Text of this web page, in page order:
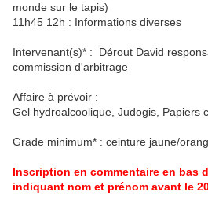
monde sur le tapis)
11h45 12h : Informations diverses
Intervenant(s)* : Dérout David
commission d'arbitrage
Affaire à prévoir :
Gel hydroalcoolique, Judogis, Papiers
Grade minimum* : ceinture jaune/
Inscription en commentaire en bas
indiquant nom et prénom avant le